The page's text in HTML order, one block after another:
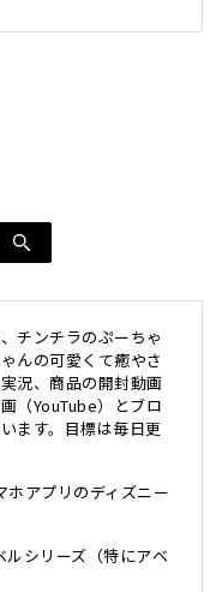
チンチラのぷーちゃ
んの可愛くて癒やさ
況、商品の開封動画
（YouTube）とブロ
ます。目標は毎日更
アプリのディズニー
シリーズ（特にアベ